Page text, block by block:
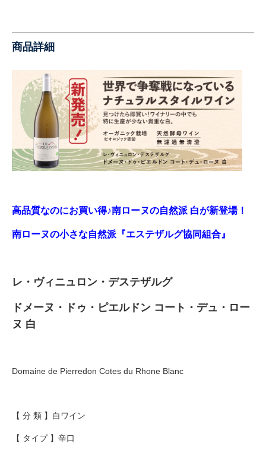
商品詳細
高品質なのにお買い得♪南ローヌの自然派 白が新登場！
南ローヌの小さな自然派『エステザルグ協同組合』
レ・ヴィニュロン・デステザルグ
ドメーヌ・ドゥ・ピエルドン コート・デュ・ロー
ヌ 白
Domaine de Pierredon Cotes du Rhone Blanc
【 分 類 】白ワイン
【 タイプ 】辛口